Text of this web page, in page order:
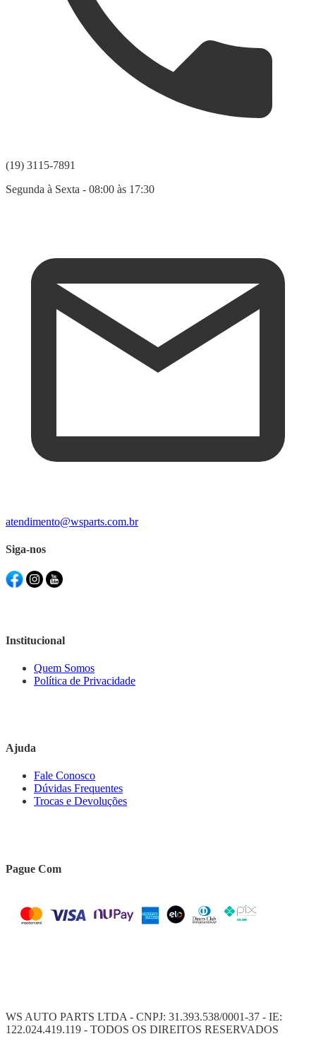
(19) 3115-7891
Segunda à Sexta - 08:00 às 17:30
atendimento@wsparts.com.br
Siga-nos
Institucional
Quem Somos
Política de Privacidade
Ajuda
Fale Conosco
Dúvidas Frequentes
Trocas e Devoluções
Pague Com
WS AUTO PARTS LTDA - CNPJ: 31.393.538/0001-37 - IE:
122.024.419.119 - TODOS OS DIREITOS RESERVADOS